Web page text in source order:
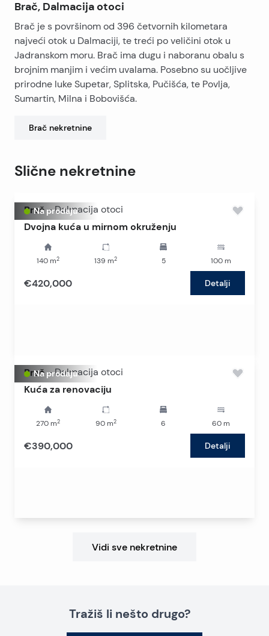
Brač, Dalmacija otoci
Brač je s površinom od 396 četvornih kilometara
najveći otok u Dalmaciji, te treći po veličini otok u
Jadranskom moru. Brač ima dugu i naboranu obalu s
brojnim manjim i većim uvalama. Posebno su uočljive
prirodne luke Supetar, Splitska, Pučišća, te Povlja,
Sumartin, Milna i Bobovišća.
Brač nekretnine
Slične nekretnine
Na prodaju
Brač - Dalmacija otoci
Dvojna kuća u mirnom okruženju
140 m2 139 m2 5 100 m
€420,000 Detalji
Na prodaju
Brač - Dalmacija otoci
Kuća za renovaciju
270 m2 90m2 6 60 m
€390,000 Detalji
Vidi sve nekretnine
Tražiš li nešto drugo?